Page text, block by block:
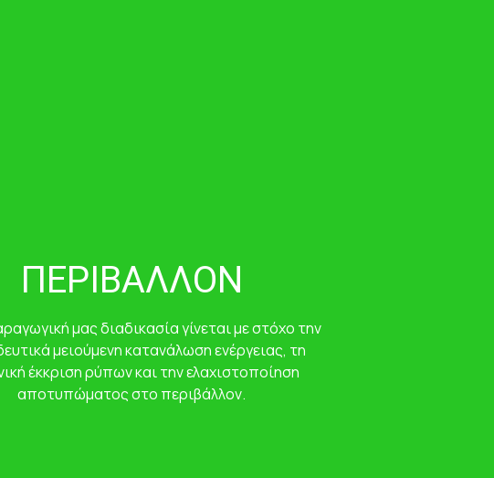
ΠΕΡΙΒΑΛΛΟΝ
μας διαδικασία γίνεται με στόχο την
μειούμενη κατανάλωση ενέργειας, τη
έκκριση ρύπων και την ελαχιστοποίηση
αποτυπώματος στο περιβάλλον.